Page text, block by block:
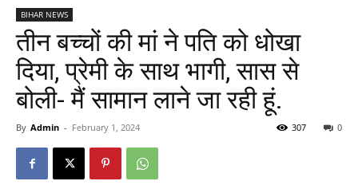
BIHAR NEWS
तीन बच्चों की मां ने पति को धोखा
दिया, प्रेमी के साथ भागी, सास से
बोली- मैं सामान लाने जा रही हूं.
By Admin - February 1, 2024 0
307